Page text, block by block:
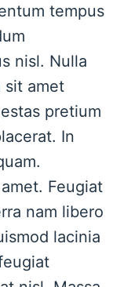
tempus
nisl. Nulla
sit amet
pretium
In
Feugiat
nam libero
lacinia